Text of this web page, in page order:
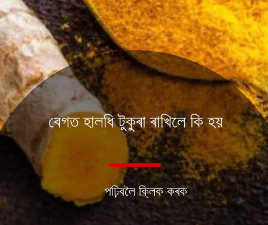
পঢ়িবলৈ ক্লিক কৰক
বেগত হালধি টুকুৰা ৰাখিলে কি হয়